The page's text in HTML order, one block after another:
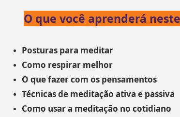
O que você aprenderá
Posturas para meditar
Como respirar melhor
O que fazer com os pensamentos
Técnicas de meditação ativa e passiva
Como usar a meditação no cotidiano